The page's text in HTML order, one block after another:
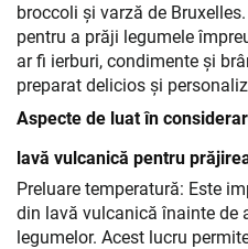
broccoli și varză de
pentru a prăji legumele
ar fi ierburi, condimente și
preparat delicios și
Aspecte de luat în
lavă vulcanică pentru
Preluare temperatură: Este
din lavă vulcanică înainte de
legumelor. Acest lucru